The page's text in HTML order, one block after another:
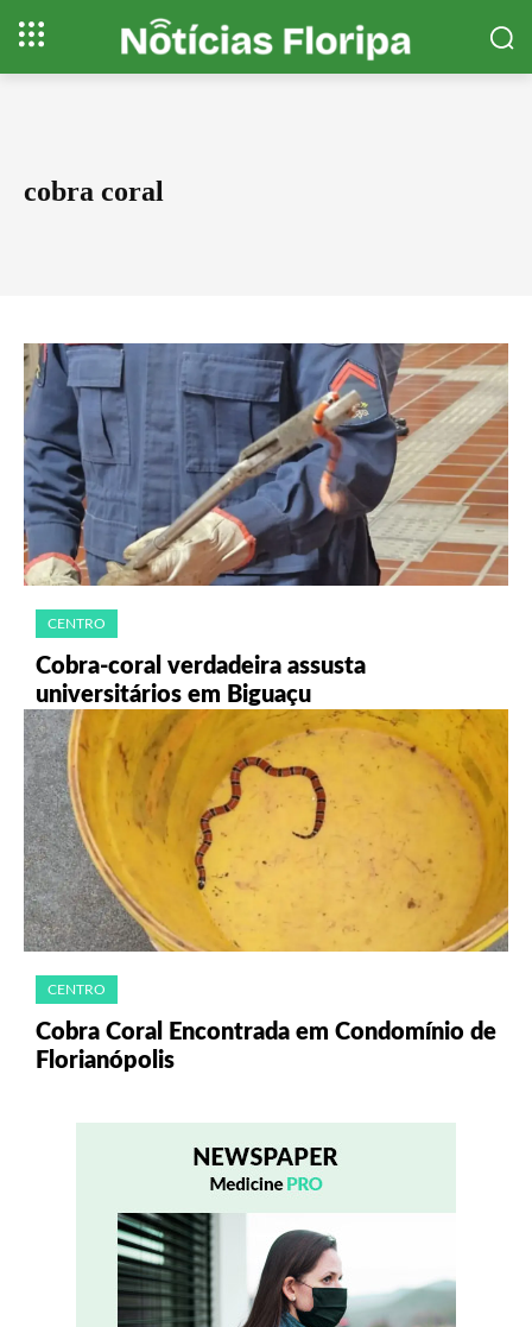
cobra coral
CENTRO
Cobra-coral verdadeira assusta
universitários em Biguaçu
CENTRO
Cobra Coral Encontrada em Condomínio de
Florianópolis